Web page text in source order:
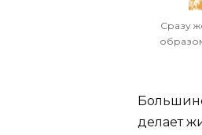
Сразу
делает